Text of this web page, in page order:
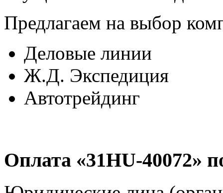
Предлагаем на выбор
Деловые линии
Ж.Д. Экспедиция
Автотрейдинг
Оплата «31HU-40072»